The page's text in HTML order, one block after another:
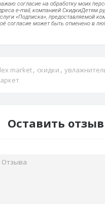
согласие на обработку моих
e-mail, компанией
«Подписка», предоставляемой
согласие может быть отменено в
market, скидки ,
Оставить отзыв